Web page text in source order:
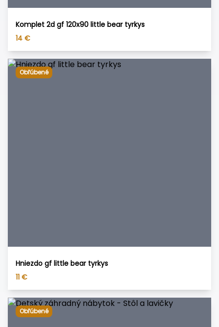
Komplet 2d gf 120x90 little bear tyrkys
14 €
Obľúbené
Hniezdo gf little bear tyrkys
11 €
Obľúbené